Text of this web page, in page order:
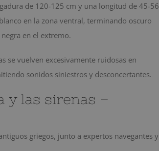
de 120-125 cm y una longitud de 45-56
en la zona ventral, terminando oscuro
en el extremo.
se vuelven excesivamente ruidosas en
sonidos siniestros y desconcertantes.
y las sirenas –
griegos, junto a expertos navegantes y